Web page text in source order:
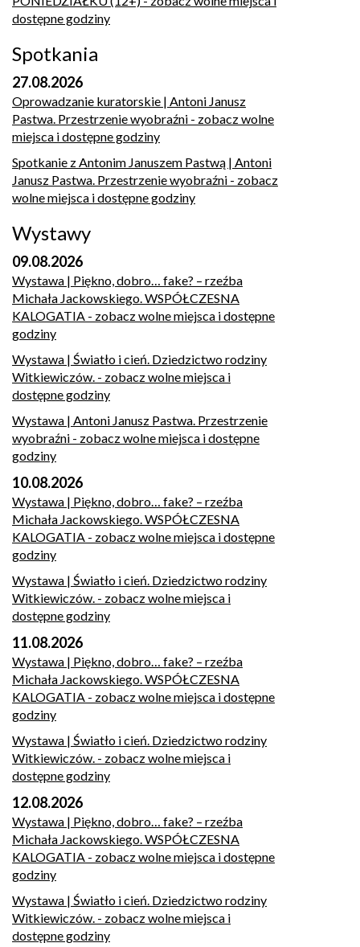
dostępne godziny
Spotkania
27.08.2026
Oprowadzanie kuratorskie | Antoni Janusz
Pastwa. Przestrzenie wyobraźni - zobacz wolne
miejsca i dostępne godziny
Spotkanie z Antonim Januszem Pastwą | Antoni
Janusz Pastwa. Przestrzenie wyobraźni - zobacz
wolne miejsca i dostępne godziny
Wystawy
09.08.2026
Wystawa | Piękno, dobro… fake? – rzeźba
Michała Jackowskiego. WSPÓŁCZESNA
KALOGATIA - zobacz wolne miejsca i dostępne
godziny
Wystawa | Światło i cień. Dziedzictwo rodziny
Witkiewiczów. - zobacz wolne miejsca i
dostępne godziny
Wystawa | Antoni Janusz Pastwa. Przestrzenie
wyobraźni - zobacz wolne miejsca i dostępne
godziny
10.08.2026
Wystawa | Piękno, dobro… fake? – rzeźba
Michała Jackowskiego. WSPÓŁCZESNA
KALOGATIA - zobacz wolne miejsca i dostępne
godziny
Wystawa | Światło i cień. Dziedzictwo rodziny
Witkiewiczów. - zobacz wolne miejsca i
dostępne godziny
11.08.2026
Wystawa | Piękno, dobro… fake? – rzeźba
Michała Jackowskiego. WSPÓŁCZESNA
KALOGATIA - zobacz wolne miejsca i dostępne
godziny
Wystawa | Światło i cień. Dziedzictwo rodziny
Witkiewiczów. - zobacz wolne miejsca i
dostępne godziny
12.08.2026
Wystawa | Piękno, dobro… fake? – rzeźba
Michała Jackowskiego. WSPÓŁCZESNA
KALOGATIA - zobacz wolne miejsca i dostępne
godziny
Wystawa | Światło i cień. Dziedzictwo rodziny
Witkiewiczów. - zobacz wolne miejsca i
dostępne godziny